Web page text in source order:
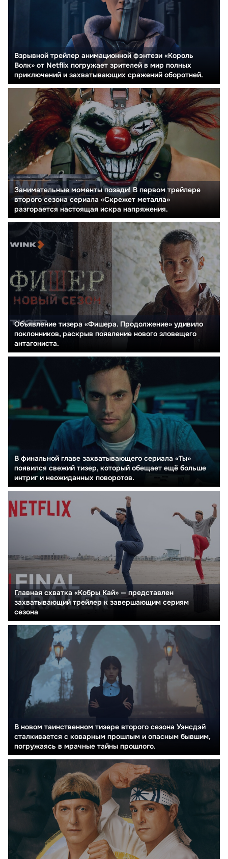
Взрывной трейлер анимационной фэнтези «Король
Волк» от Netflix погружает зрителей в мир полных
приключений и захватывающих сражений оборотней.
Занимательные моменты позади! В первом трейлере
второго сезона сериала «Скрежет металла»
разгорается настоящая искра напряжения.
Объявление тизера «Фишера. Продолжение» удивило
поклонников, раскрыв появление нового зловещего
антагониста.
В финальной главе захватывающего сериала «Ты»
появился свежий тизер, который обещает ещё больше
интриг и неожиданных поворотов.
Главная схватка «Кобры Кай» — представлен
захватывающий трейлер к завершающим сериям
сезона
В новом таинственном тизере второго сезона Уэнсдэй
сталкивается с коварным прошлым и опасным бывшим,
погружаясь в мрачные тайны прошлого.